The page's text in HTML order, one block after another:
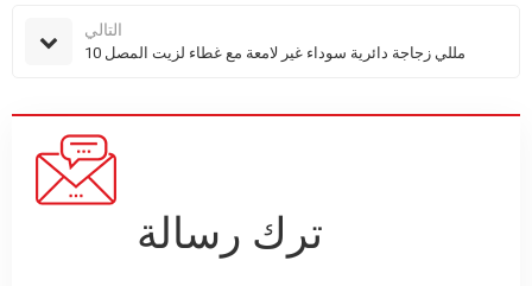
التالي
10 مللي زجاجة دائرية سوداء غير لامعة مع غطاء لزيت المصل
ترك رسالة